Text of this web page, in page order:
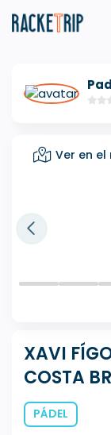
Ver en el
XAVI
COSTA
PÁDEL